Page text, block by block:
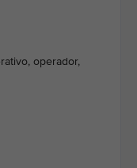
operador,